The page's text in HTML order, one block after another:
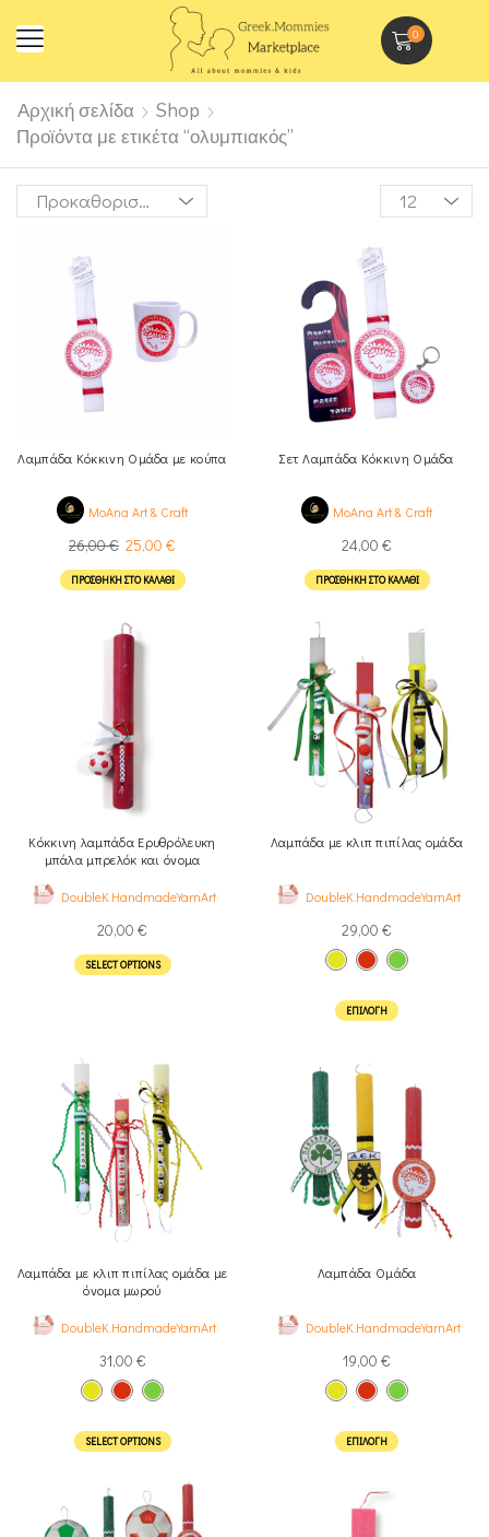
0
Αρχική σελίδα
Shop
Προϊόντα με ετικέτα “ολυμπιακός”
Λαμπάδα Κόκκινη Ομάδα με κούπα
MoAna Art & Craft
26,00€ 25,00 €
ΠΡΟΣΘΉΚΗ ΣΤΟ ΚΑΛΆΘΙ
Σετ Λαμπάδα Κόκκινη Ομάδα
MoAna Art & Craft
24,00 €
ΠΡΟΣΘΉΚΗ ΣΤΟ ΚΑΛΆΘΙ
Κόκκινη λαμπάδα Ερυθρόλευκη
μπάλα μπρελόκ και όνομα
DoubleK.HandmadeYarnArt
20,00 €
SELECT OPTIONS
Λαμπάδα με κλιπ πιπίλας ομάδα
DoubleK.HandmadeYarnArt
29,00 €
ΕΠΙΛΟΓΉ
Λαμπάδα με κλιπ πιπίλας ομάδα με
όνομα μωρού
DoubleK.HandmadeYarnArt
31,00 €
SELECT OPTIONS
Λαμπάδα Ομάδα
DoubleK.HandmadeYarnArt
19,00 €
ΕΠΙΛΟΓΉ